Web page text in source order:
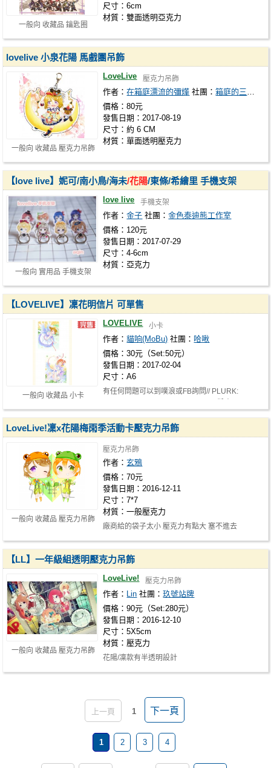
一般向 收藏品 鑰匙圈
尺寸：6cm
材質：雙面透明亞克力
一般向 收藏品 壓克力吊飾
lovelive 小泉花陽 馬戲團吊飾
LoveLive 壓克力吊飾
作者：在箱庭漂流的彌燁 社團：箱庭的三色糰子
價格：80元
發售日期：2017-08-19
尺寸：約 6 CM
材質：單面透明壓克力
一般向 實用品 手機支架
【love live】妮可/南小鳥/海未/花陽/東條/希繪里 手機支架
love live 手機支架
作者：金子 社團：金色泰迪熊工作室
價格：120元
發售日期：2017-07-29
尺寸：4-6cm
材質：亞克力
一般向 收藏品 小卡
【LOVELIVE】凜花明信片 可單售
LOVELIVE 小卡
作者：貓响(MoBu) 社團： 哈啾
價格：30元（Set:50元）
發售日期：2017-02-04
尺寸：A6
有任何問題可以到噗浪或FB詢問// PLURK:
一般向 收藏品 壓克力吊飾
LoveLive!凜x花陽梅雨季活動卡壓克力吊飾
壓克力吊飾
作者：玄鴉
價格：70元
發售日期：2016-12-11
尺寸：7*7
材質：一般壓克力
廠商給的袋子太小 壓克力有點大 塞不進去
一般向 收藏品 壓克力吊飾
【LL】一年級組透明壓克力吊飾
LoveLive! 壓克力吊飾
作者： Lin 社團：玖號站牌
價格：90元（Set:280元）
發售日期：2016-12-10
尺寸：5X5cm
材質：壓克力
花陽/凜款有半透明設計
上一頁 1 下一頁
1 2 3 4